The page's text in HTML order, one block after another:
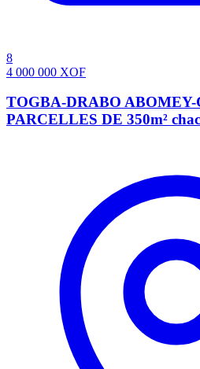
8
4 000 000 XOF
TOGBA-DRABO
PARCELLES DE 350m²